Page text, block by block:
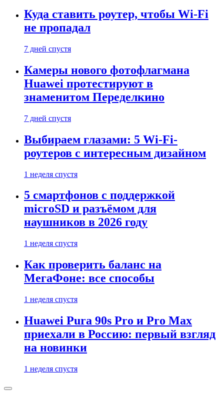
Куда ставить роутер, чтобы Wi-Fi
не пропадал
7 дней спустя
Камеры нового фотофлагмана
Huawei протестируют в
знаменитом Переделкино
7 дней спустя
Выбираем глазами: 5 Wi-Fi-
роутеров с интересным дизайном
1 неделя спустя
5 смартфонов с поддержкой
microSD и разъёмом для
наушников в 2026 году
1 неделя спустя
Как проверить баланс на
МегаФоне: все способы
1 неделя спустя
Huawei Pura 90s Pro и Pro Max
приехали в Россию: первый взгляд
на новинки
1 неделя спустя